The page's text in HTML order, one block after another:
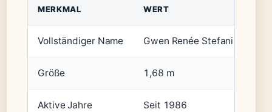
MERKMAL WERT
Vollständiger Name Gwen Renée Stefani Shelton
Größe 1,68 m
Aktive Jahre Seit 1986